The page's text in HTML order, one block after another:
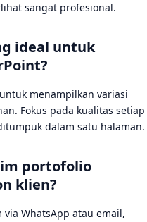
sangat profesional.
ideal untuk
menampilkan variasi
Fokus pada kualitas setiap
dalam satu halaman.
portofolio
klien?
WhatsApp atau email,